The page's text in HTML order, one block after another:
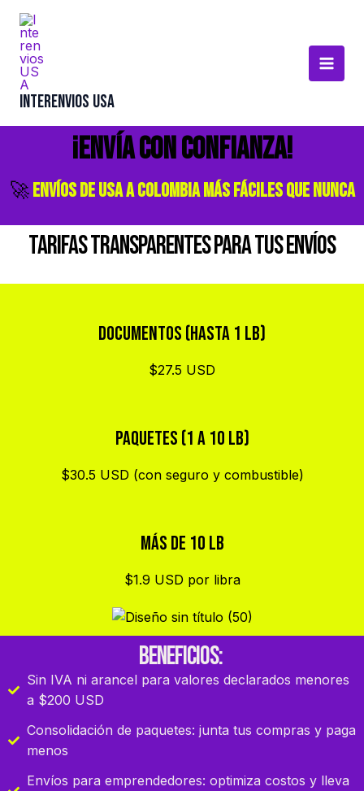
contenido
Interenvios USA
Menu
¡Envía con Confianza!
🚀Envíos de USA a Colombia más Fáciles que Nunca
Tarifas Transparentes para tus Envíos
Documentos (hasta 1 LB)
$27.5 USD
Paquetes (1 a 10 LB)
$30.5 USD (con seguro y combustible)
Más de 10 LB
$1.9 USD por libra
Beneficios:
Sin IVA ni arancel para valores declarados menores
a $200 USD
Consolidación de paquetes: junta tus compras y paga
menos
Envíos para emprendedores: optimiza costos y lleva